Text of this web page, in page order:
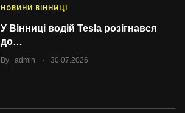
НОВИНИ ВІННИЦІ
У Вінниці водій Tesla розігнався
до…
By admin . 30.07.2026